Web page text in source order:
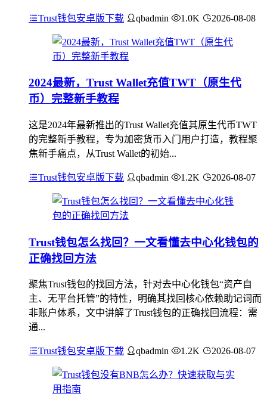
Trust钱包安卓版下载 qbadmin 1.0K 2026-08-08
2024最新，Trust Wallet充值TWT（原生代
币）完整新手教程
这是2024年最新推出的Trust Wallet充值其原生代币TWT
的完整新手教程，专为加密货币入门用户打造，教程聚
焦新手痛点，从Trust Wallet的初始...
Trust钱包安卓版下载 qbadmin 1.2K 2026-08-07
Trust钱包怎么找回？一文看懂去中心化钱包的
正确找回方法
聚焦Trust钱包的找回方法，针对去中心化钱包“资产自
主、无平台托管”的特性，明确其找回核心依赖助记词而
非账户体系，文中讲解了Trust钱包的正确找回流程：需
通...
Trust钱包安卓版下载 qbadmin 1.2K 2026-08-07